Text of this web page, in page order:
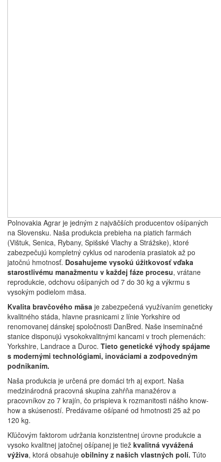
Polnovakia Agrar je jedným z najväčších producentov ošípaných
na Slovensku. Naša produkcia prebieha na piatich farmách
(Vištuk, Senica, Rybany, Spišské Vlachy a Strážske), ktoré
zabezpečujú kompletný cyklus od narodenia prasiatok až po
jatočnú hmotnosť. Dosahujeme vysokú úžitkovosť vďaka
starostlivému manažmentu v každej fáze procesu, vrátane
reprodukcie, odchovu ošípaných od 7 do 30 kg a výkrmu s
vysokým podielom mäsa.
Kvalita bravčového mäsa je zabezpečená využívaním geneticky
kvalitného stáda, hlavne prasnicami z línie Yorkshire od
renomovanej dánskej spoločnosti DanBred. Naše inseminačné
stanice disponujú vysokokvalitnými kancami v troch plemenách:
Yorkshire, Landrace a Duroc. Tieto genetické výhody spájame
s modernými technológiami, inováciami a zodpovedným
podnikaním.
Naša produkcia je určená pre domáci trh aj export. Naša
medzinárodná pracovná skupina zahŕňa manažérov a
pracovníkov zo 7 krajín, čo prispieva k rozmanitosti nášho know-
how a skúseností. Predávame ošípané od hmotnosti 25 až po
120 kg.
Kľúčovým faktorom udržania konzistentnej úrovne produkcie a
vysoko kvalitnej jatočnej ošípanej je tiež kvalitná vyvážená
výživa, ktorá obsahuje obilniny z našich vlastných polí. Túto